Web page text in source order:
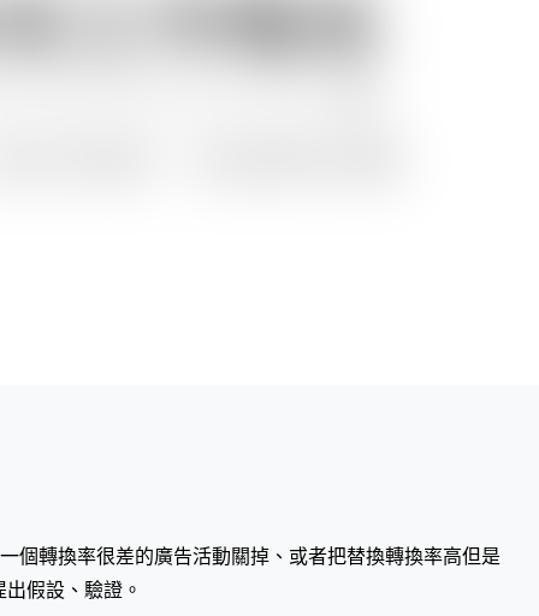
個轉換率很差的廣告活動關掉、或者把替換轉換率高但是
假設、驗證。